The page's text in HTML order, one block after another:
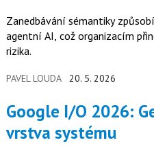
Zanedbávání sémantiky
agentní AI, což organizacím
rizika.
PAVEL LOUDA 20. 5. 2026
Google I/O 2026: Gemini jako nová
vrstva systému